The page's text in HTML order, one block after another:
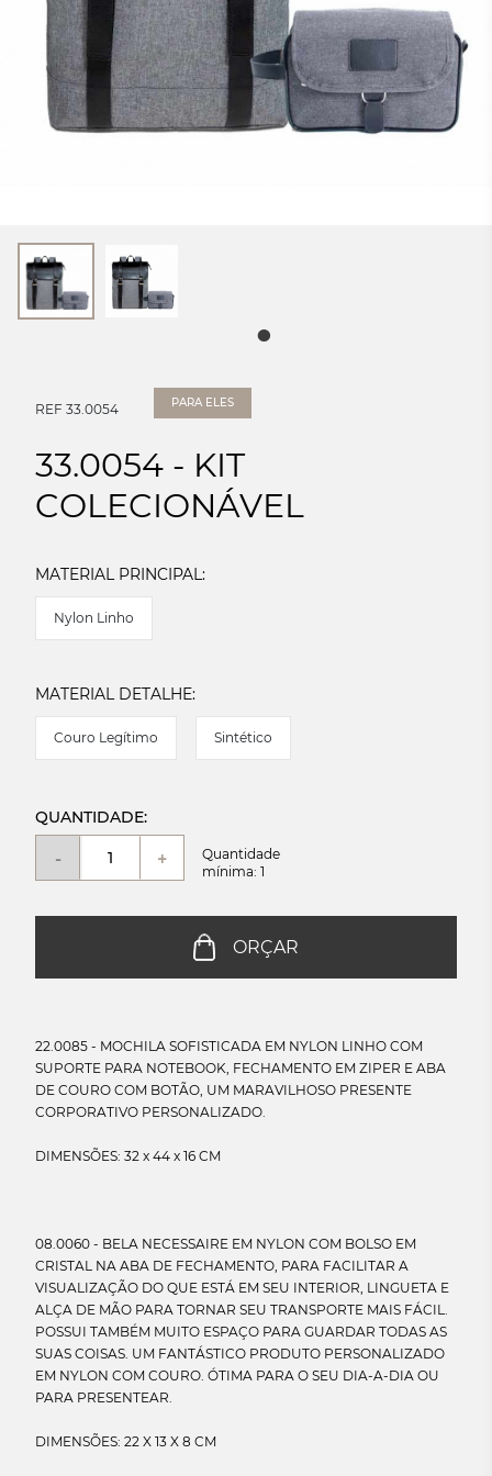
REF 33.0054 PARA ELES
33.0054 - KIT
COLECIONÁVEL
MATERIAL PRINCIPAL:
Nylon Linho
MATERIAL DETALHE:
Couro Legítimo Sintético
QUANTIDADE:
- +
Quantidade
mínima: 1
ORÇAR
22.0085 - MOCHILA SOFISTICADA EM NYLON LINHO COM
SUPORTE PARA NOTEBOOK, FECHAMENTO EM ZIPER E ABA
DE COURO COM BOTÃO, UM MARAVILHOSO PRESENTE
CORPORATIVO PERSONALIZADO.
DIMENSÕES: 32 x 44 x 16 CM
08.0060 - BELA NECESSAIRE EM NYLON COM BOLSO EM
CRISTAL NA ABA DE FECHAMENTO, PARA FACILITAR A
VISUALIZAÇÃO DO QUE ESTÁ EM SEU INTERIOR, LINGUETA E
ALÇA DE MÃO PARA TORNAR SEU TRANSPORTE MAIS FÁCIL.
POSSUI TAMBÉM MUITO ESPAÇO PARA GUARDAR TODAS AS
SUAS COISAS. UM FANTÁSTICO PRODUTO PERSONALIZADO
EM NYLON COM COURO. ÓTIMA PARA O SEU DIA-A-DIA OU
PARA PRESENTEAR.